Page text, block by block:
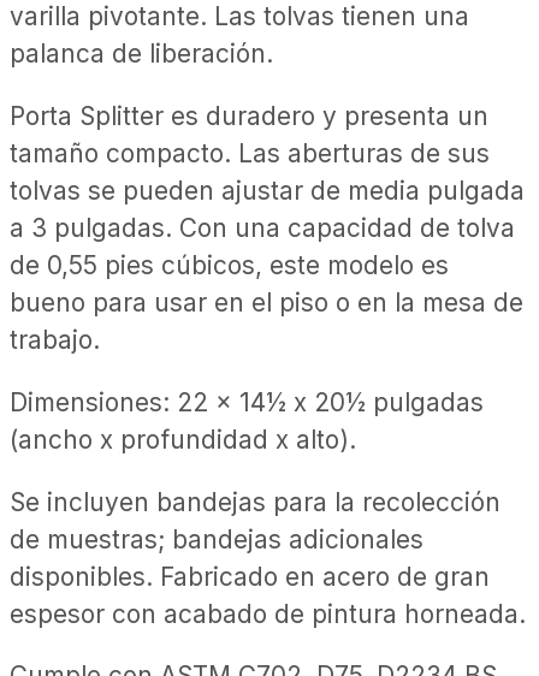
varilla pivotante. Las tolvas tienen una
palanca de liberación.
Porta Splitter es duradero y presenta un
tamaño compacto. Las aberturas de sus
tolvas se pueden ajustar de media pulgada
a 3 pulgadas. Con una capacidad de tolva
de 0,55 pies cúbicos, este modelo es
bueno para usar en el piso o en la mesa de
trabajo.
Dimensiones: 22 x 14½ x 20½ pulgadas
(ancho x profundidad x alto).
Se incluyen bandejas para la recolección
de muestras; bandejas adicionales
disponibles. Fabricado en acero de gran
espesor con acabado de pintura horneada.